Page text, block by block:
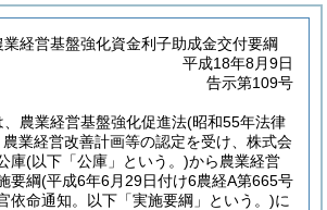
経営基盤強化資金利子助成金交付要綱
平成18年8月9日
告示第109号
、農業経営基盤強化促進法(昭和55年法律
農業経営改善計画等の認定を受け、株式会
庫(以下「公庫」という。)から農業経営
要綱(平成6年6月29日付け6農経A第665号
依命通知。以下「実施要綱」という。)に